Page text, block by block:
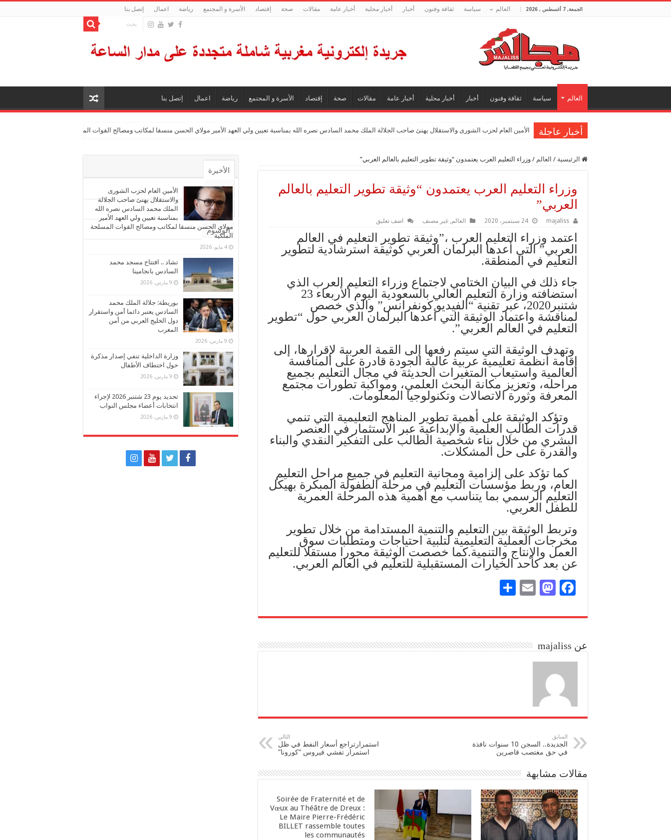
الجمعة, 7 أغسطس , 2026 العالم سياسة ثقافة وفنون أخبار أخبار محلية أخبار عامة مقالات صحة إقتصاد الأسرة و المجتمع رياضة اعمال إتصل بنا
العالم سياسة ثقافة وفنون أخبار أخبار محلية أخبار عامة مقالات صحة إقتصاد الأسرة و المجتمع رياضة اعمال إتصل بنا
أخبار عاجلة الأمين العام لحزب الشورى والاستقلال يهنئ صاحب الجلالة الملك محمد السادس نصره الله بمناسبة تعيين ولي العهد الأمير مولاي الحسن منسقا لمكاتب ومصالح القوات المسلحة الملكية
الرئيسية / العالم / وزراء التعليم العرب يعتمدون “وثيقة تطوير التعليم بالعالم العربي”
وزراء التعليم العرب يعتمدون “وثيقة تطوير التعليم بالعالم
العربي”
majaliss 24 سبتمبر، 2020 العالم غير مصنف اضف تعليق
اعتمد وزراء التعليم العرب ،”وثيقة تطوير التعليم في العالم
العربي” التي أعدها البرلمان العربي كوثيقة استرشادية لتطوير
التعليم في المنطقة.
جاء ذلك في البيان الختامي لاجتماع وزراء التعليم العرب الذي
استضافته وزارة التعليم العالي بالسعودية اليوم الأربعاء 23
شتنبر2020، عبر تقنية “الفيديو كونفرانس” والذي خصص
لمناقشة واعتماد الوثيقة التي أعدها البرلمان العربي حول “تطوير
التعليم في العالم العربي”.
وتهدف الوثيقة التي سيتم رفعها إلى القمة العربية لإقرارها، إلى
إقامة أنظمة تعليمية عربية عالية الجودة قادرة على المنافسة
العالمية واستيعاب المتغيرات الحديثة في مجال التعليم بجميع
مراحله، وتعزيز مكانة البحث العلمي، ومواكبة تطورات مجتمع
المعرفة وثورة الاتصالات وتكنولوجيا المعلومات.
وتؤكد الوثيقة على أهمية تطوير المناهج التعليمية التي تنمي
قدرات الطالب العلمية والإبداعية عبر الاستثمار في العنصر
البشري من خلال بناء شخصية الطالب على التفكير النقدي والبناء
والقدرة على حل المشكلات.
كما تؤكد على إلزامية ومجانية التعليم في جميع مراحل التعليم
العام، وربط مؤسسات التعليم في مرحلة الطفولة المبكرة بهيكل
التعليم الرسمي بما يتناسب مع أهمية هذه المرحلة العمرية
للطفل العربي.
وتربط الوثيقة بين التعليم والتنمية المستدامة من خلال تطوير
مخرجات العملية التعليمية لتلبية احتياجات ومتطلبات سوق
العمل والإنتاج والتنمية.كما خصصت الوثيقة محورا مستقلا للتعليم
عن بعد كأحد الخيارات المستقبلية للتعليم في العالم العربي.
Fa
bo
M
to
n
E
ail
re
عن majaliss
السابق
الجديدة.. السجن 10 سنوات نافذة
في حق مغتصب قاصرين
التالي
استمرارتراجع أسعار النفط في ظل
استمرار تفشي فيروس “كورونا”
مقالات مشابهة
Soirée de Fraternité et de
Vœux au Théâtre de Dreux :
Le Maire Pierre-Frédéric
BILLET rassemble toutes
les communautés
الأخيرة
الأشهر
تعليقات
الوسوم
الأمين العام لحزب الشورى
والاستقلال يهنئ صاحب الجلالة
الملك محمد السادس نصره الله
بمناسبة تعيين ولي العهد الأمير
مولاي الحسن منسقا لمكاتب ومصالح القوات المسلحة
الملكية
4 مايو، 2026
تشاد .. افتتاح مسجد محمد
السادس بانجامينا
9 مارس، 2026
بوريطة: جلالة الملك محمد
السادس يعتبر دائما أمن واستقرار
دول الخليج العربي من أمن
المغرب
9 مارس، 2026
وزارة الداخلية تنفي إصدار مذكرة
حول اختطاف الأطفال
9 مارس، 2026
تحديد يوم 23 شتنبر 2026 لإجراء
انتخابات أعضاء مجلس النواب
9 مارس، 2026